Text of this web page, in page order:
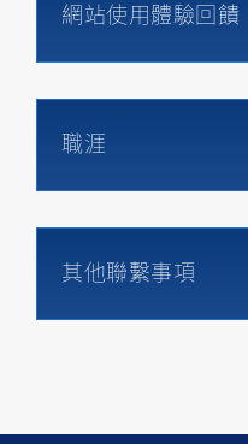
網站使用體驗回饋
職涯
其他聯繫事項